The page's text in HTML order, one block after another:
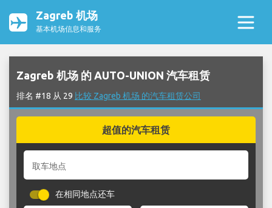
Zagreb 机场
基本机场信息和服务
Zagreb 机场 的 AUTO-UNION 汽车租赁
排名 #18 从 29 比较 Zagreb 机场 的汽车租赁公司
超值的汽车租赁
取车地点
在相同地点还车